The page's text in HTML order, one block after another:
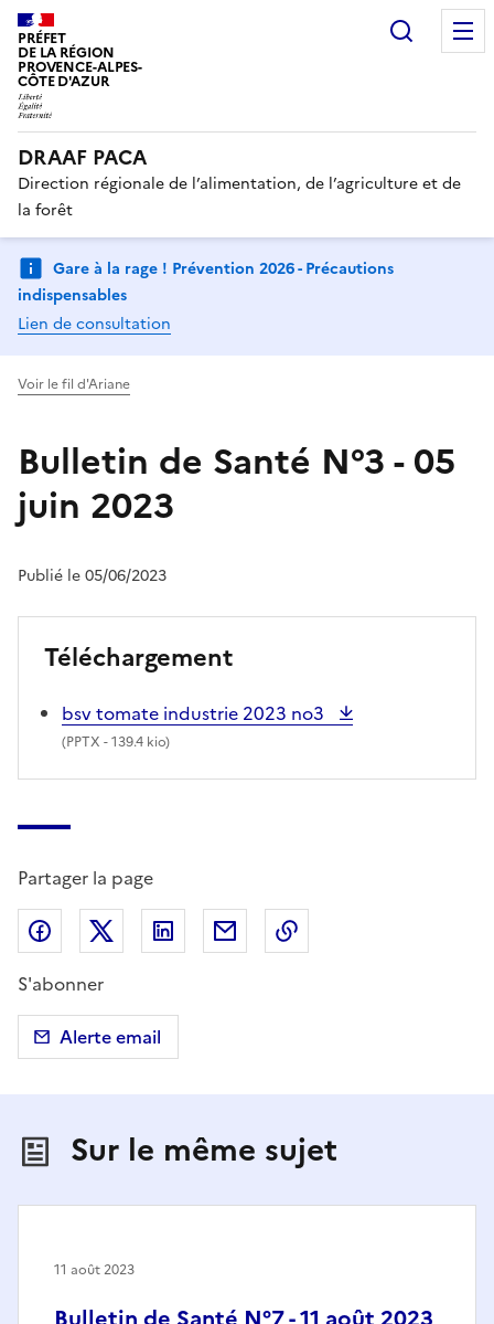
PRÉFET
DE LA RÉGION
PROVENCE-ALPES-
CÔTE D'AZUR
DRAAF PACA
Direction régionale de l’alimentation, de l’agriculture et de
la forêt
Gare à la rage ! Prévention 2026 - Précautions
indispensables
Lien de consultation
Voir le fil d'Ariane
Bulletin de Santé N°3 - 05
juin 2023
Publié le 05/06/2023
Téléchargement
bsv tomate industrie 2023 no3
(PPTX - 139.4 kio)
Partager la page
Partager sur Facebook
Partager sur X (anciennement Twitter)
Partager sur LinkedIn
Partager par email
S'abonner
Alerte email
Sur le même sujet
11 août 2023